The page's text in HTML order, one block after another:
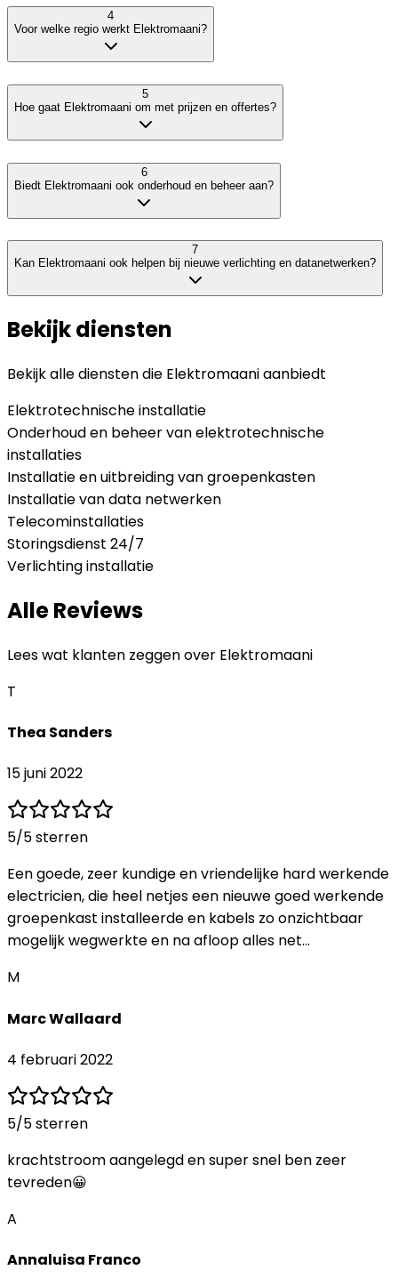
4
Voor welke regio werkt Elektromaani?
5
Hoe gaat Elektromaani om met prijzen en offertes?
6
Biedt Elektromaani ook onderhoud en beheer aan?
7
Kan Elektromaani ook helpen bij nieuwe verlichting en datanetwerken?
Bekijk diensten
Bekijk alle diensten die Elektromaaniaanbiedt
Elektrotechnische installatie
Onderhoud en beheer van elektrotechnische
installaties
Installatie en uitbreiding van groepenkasten
Installatie van data netwerken
Telecominstallaties
Storingsdienst 24/7
Verlichting installatie
Alle Reviews
Lees wat klanten zeggen over Elektromaani
T
Thea Sanders
15 juni 2022
5/5 sterren
Een goede, zeer kundige en vriendelijke hard werkende
electricien, die heel netjes een nieuwe goed werkende
groepenkast installeerde en kabels zo onzichtbaar
mogelijk wegwerkte en na afloop alles net…
M
Marc Wallaard
4 februari 2022
5/5 sterren
krachtstroom aangelegd en super snel ben zeer
tevreden😀
A
Annaluisa Franco